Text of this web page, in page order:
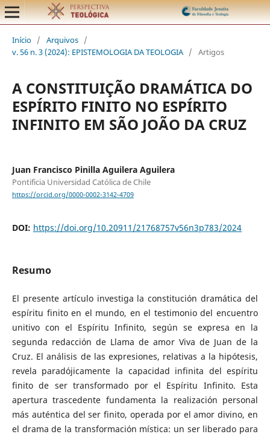
Início / Arquivos /
v. 56 n. 3 (2024): EPISTEMOLOGIA DA TEOLOGIA / Artigos
A CONSTITUIÇÃO DRAMÁTICA DO
ESPÍRITO FINITO NO ESPÍRITO
INFINITO EM SÃO JOÃO DA CRUZ
Juan Francisco Pinilla Aguilera Aguilera
Pontificia Universidad Católica de Chile
https://orcid.org/0000-0002-3142-4709
DOI: https://doi.org/10.20911/21768757v56n3p783/2024
Resumo
El presente artículo investiga la constitución dramática del
espíritu finito en el mundo, en el testimonio del encuentro
unitivo con el Espíritu Infinito, según se expresa en la
segunda redacción de Llama de amor Viva de Juan de la
Cruz. El análisis de las expresiones, relativas a la hipótesis,
revela paradójicamente la capacidad infinita del espíritu
finito de ser transformado por el Espíritu Infinito. Esta
apertura trascedente fundamenta la realización personal
más auténtica del ser finito, operada por el amor divino, en
el drama de la transformación mística: un ser liberado para